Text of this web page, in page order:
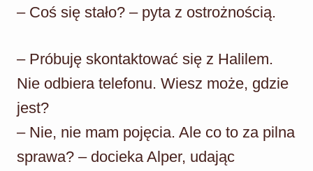
– Coś się stało? – pyta z ostrożnością.
– Próbuję skontaktować się z Halilem.
Nie odbiera telefonu. Wiesz może, gdzie
jest?
– Nie, nie mam pojęcia. Ale co to za pilna
sprawa? – docieka Alper, udając